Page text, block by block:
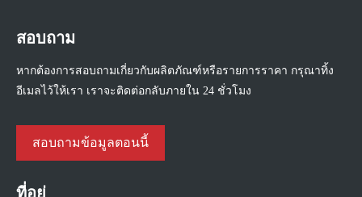
สอบถาม
หากต้องการสอบถามเกี่ยวกับผลิตภัณฑ์หรือรายการราคา กรุณาทิ้ง
อีเมลไว้ให้เรา เราจะติดต่อกลับภายใน 24 ชั่วโมง
สอบถามข้อมูลตอนนี้
ที่อยู่